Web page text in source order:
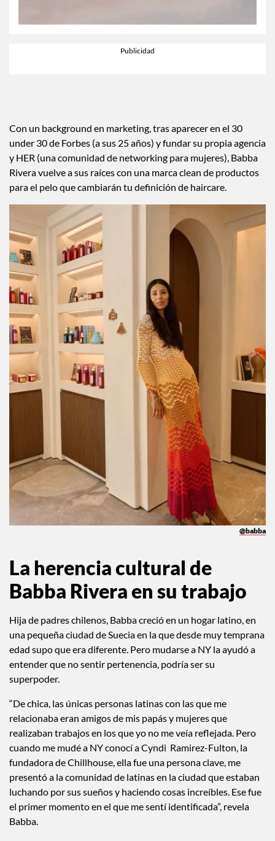
Con un background en marketing, tras aparecer en el 30
under 30 de Forbes (a sus 25 años) y fundar su propia agencia
y HER (una comunidad de networking para mujeres), Babba
Rivera vuelve a sus raíces con una marca clean de productos
para el pelo que cambiarán tu definición de haircare.
@babba
La herencia cultural de
Babba Rivera en su trabajo
Hija de padres chilenos, Babba creció en un hogar latino, en
una pequeña ciudad de Suecia en la que desde muy temprana
edad supo que era diferente. Pero mudarse a NY la ayudó a
entender que no sentir pertenencia, podría ser su
superpoder.
“De chica, las únicas personas latinas con las que me
relacionaba eran amigos de mis papás y mujeres que
realizaban trabajos en los que yo no me veía reflejada. Pero
cuando me mudé a NY conocí a Cyndi Ramirez-Fulton, la
fundadora de Chillhouse, ella fue una persona clave, me
presentó a la comunidad de latinas en la ciudad que estaban
luchando por sus sueños y haciendo cosas increíbles. Ese fue
el primer momento en el que me sentí identificada”, revela
Babba.